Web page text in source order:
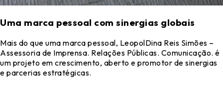
Uma marca pessoal com sinergias globais
Mais do que uma marca pessoal, LeopolDina Reis Simões –
Assessoria de Imprensa. Relações Públicas. Comunicação. é
um projeto em crescimento, aberto e promotor de sinergias
e parcerias estratégicas.